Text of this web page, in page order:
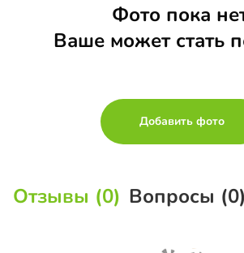
Фото пока
Ваше может стать
Добавить фото
Отзывы (0) Вопросы (0)